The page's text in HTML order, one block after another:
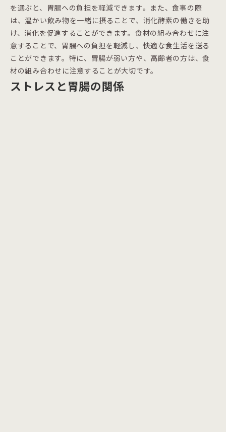
を選ぶと、胃腸への負担を軽減できます。また、食事の際
は、温かい飲み物を一緒に摂ることで、消化酵素の働きを助
け、消化を促進することができます。食材の組み合わせに注
意することで、胃腸への負担を軽減し、快適な食生活を送る
ことができます。特に、胃腸が弱い方や、高齢者の方は、食
材の組み合わせに注意することが大切です。
ストレスと胃腸の関係